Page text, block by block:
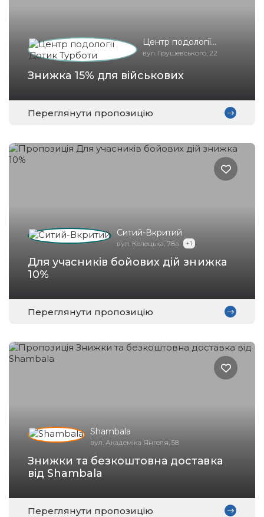
Центр подології
Дотик Турботи
вул. Грушевського, 22
Знижка 15% для військових
Переглянути пропозицію
Ситий-Вкритий
вул. Келецька, 78в + 1
Для учасників бойових дій знижка
10%
Переглянути пропозицію
Shambala
вул. Академіка Янгеля, 58
Знижки та безкоштовна доставка
від Shambala
Переглянути пропозицію
Зареєструватися